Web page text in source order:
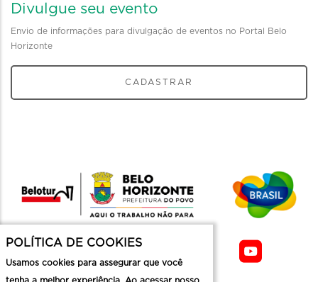
Divulgue seu evento
Envio de informações para divulgação de eventos no Portal Belo
Horizonte
CADASTRAR
POLÍTICA DE COOKIES
Usamos cookies para assegurar que você